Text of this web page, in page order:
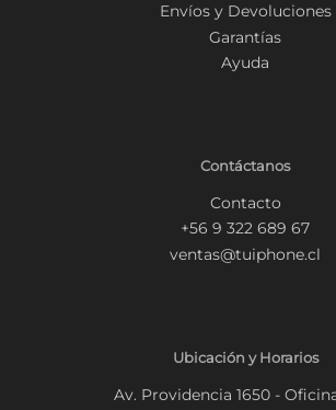
Envíos y Devoluciones
Garantías
Ayuda
Contáctanos
Contacto
+56 9 322 689 67
ventas@tuiphone.cl
Ubicación y Horarios
Av. Providencia 1650 -